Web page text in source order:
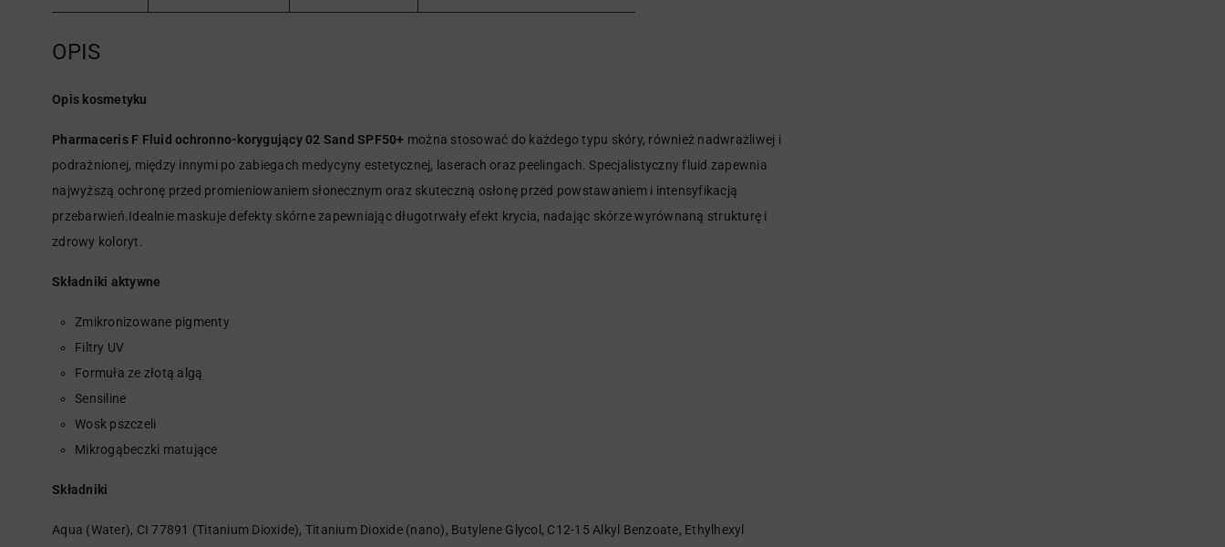
OPIS
Opis kosmetyku
Pharmaceris F Fluid ochronno-korygujący 02 Sand SPF50+ można stosować do każdego typu skóry, również nadwrażliwej i
podrażnionej, między innymi po zabiegach medycyny estetycznej, laserach oraz peelingach. Specjalistyczny fluid zapewnia
najwyższą ochronę przed promieniowaniem słonecznym oraz skuteczną osłonę przed powstawaniem i intensyfikacją
przebarwień.Idealnie maskuje defekty skórne zapewniając długotrwały efekt krycia, nadając skórze wyrównaną strukturę i
zdrowy koloryt.
Składniki aktywne
Zmikronizowane pigmenty
Filtry UV
Formuła ze złotą algą
Sensiline
Wosk pszczeli
Mikrogąbeczki matujące
Składniki
Aqua (Water), CI 77891 (Titanium Dioxide), Titanium Dioxide (nano), Butylene Glycol, C12-15 Alkyl Benzoate, Ethylhexyl